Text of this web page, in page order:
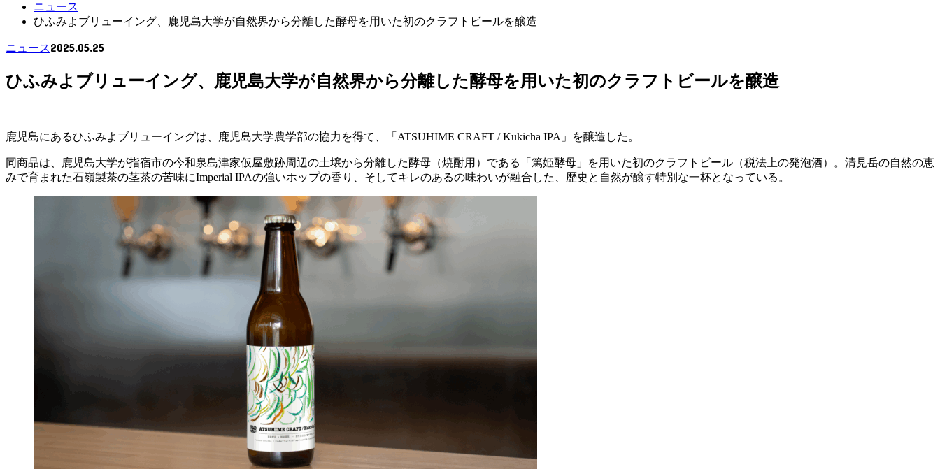
ニュース
ひふみよブリューイング、鹿児島大学が自然界から分離した酵母を用いた初のクラフトビールを醸造
ニュース2025.05.25
ひふみよブリューイング、鹿児島大学が自然界から分離した酵母を用いた初のクラフトビールを醸造
鹿児島にあるひふみよブリューイングは、鹿児島大学農学部の協力を得て、「ATSUHIME CRAFT / Kukicha IPA」を醸造した。
同商品は、鹿児島大学が指宿市の今和泉島津家仮屋敷跡周辺の土壌から分離した酵母（焼酎用）である「篤姫酵母」を用いた初のクラフトビール（税法上の発泡酒）。清見岳の自然の恵
みで育まれた石嶺製茶の茎茶の苦味にImperial IPAの強いホップの香り、そしてキレのあるの味わいが融合した、歴史と自然が醸す特別な一杯となっている。